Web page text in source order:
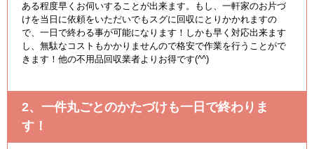
ある程度早くお伺いすることが出来ます。もし、一軒家のお片づ
けを当日に依頼をいただいでもスグに回収にとりかかれますの
で、一日で終わる事が可能になります！しかも早く対応出来ます
し、無駄なコストもかかりませんので格安で作業を行うことがで
きます！他の不用品回収業者よりお得です(^^)
2、一件丸ごとのかたづけも一日で終わりま
す！